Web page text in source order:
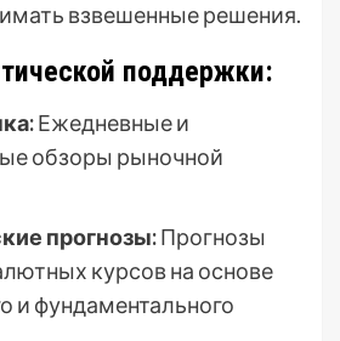
взвешенные решения.
поддержки:
Ежедневные и
обзоры рыночной
прогнозы:Прогнозы
курсов на основе
и фундаментального